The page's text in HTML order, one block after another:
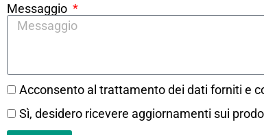
Messaggio
Acconsento al trattamento dei dati forniti e
Sì, desidero ricevere aggiornamenti sui